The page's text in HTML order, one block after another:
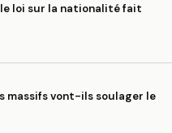
loi sur la nationalité fait
massifs vont-ils soulager le